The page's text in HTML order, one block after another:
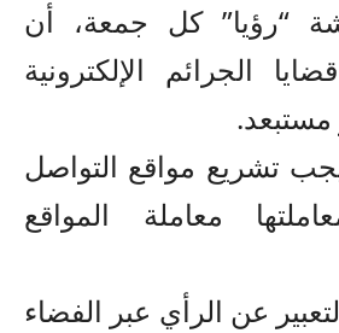
“رؤيا” كل جمعة، أن
الجرائم الإلكترونية
تشريع مواقع التواصل
معاملة المواقع
عن الرأي عبر الفضاء